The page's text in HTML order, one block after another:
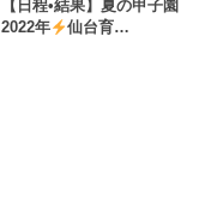
【日程•結果】夏の甲子園
2022年
仙台育…